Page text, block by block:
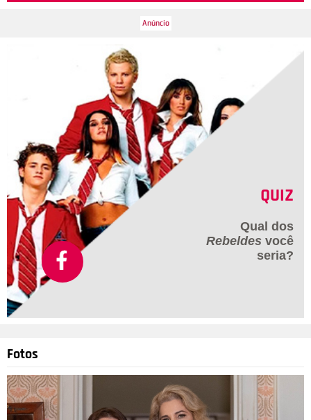
QUIZ
Qual dos
Rebeldes você
seria?
Fotos